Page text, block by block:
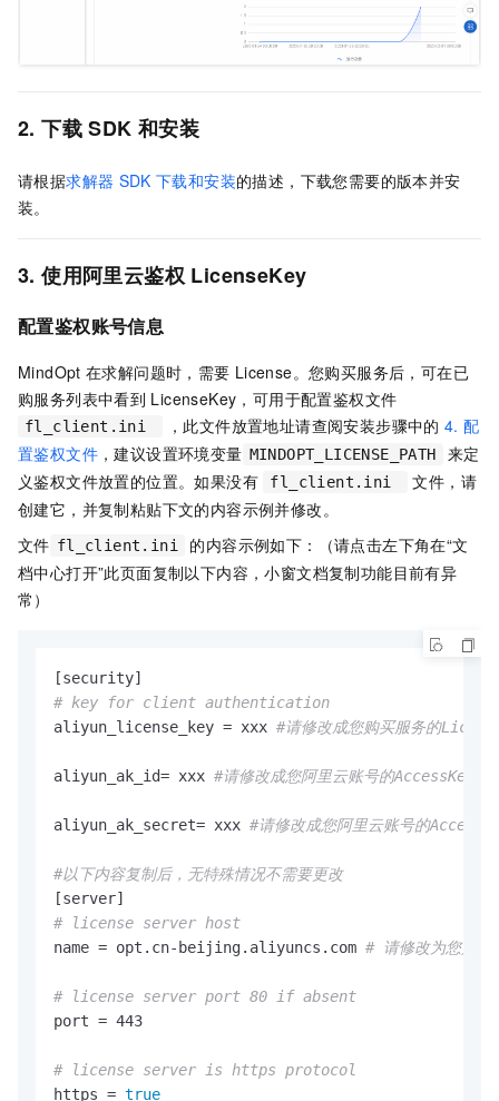
2. 下载 SDK 和安装
请根据求解器 SDK 下载和安装的描述，下载您需要的版本并安
装。
3. 使用阿里云鉴权 LicenseKey
配置鉴权账号信息
MindOpt 在求解问题时，需要 License。您购买服务后，可在已
购服务列表中看到 LicenseKey，可用于配置鉴权文件
fl_client.ini ，此文件放置地址请查阅安装步骤中的 4. 配
置鉴权文件 ，建议设置环境变量 MINDOPT_LICENSE_PATH
来定
义鉴权文件放置的位置。如果没有
fl_client.ini
文件，请
创建它，并复制粘贴下文的内容示例并修改。
文件 fl_client.ini
的内容示例如下：（请点击左下角在“文
档中心打开”此页面复制以下内容，小窗文档复制功能目前有异
常）
# key for client authentication
aliyun_license_key = xxx #请修改成您购买服务的
aliyun_ak_id= xxx #请修改成您阿里云账号的AccessKey信
aliyun_ak_secret= xxx #请修改成您阿里云账号的
#以下内容复制后，无特殊情况不需要更改
# license server host
name = opt.cn-beijing.aliyuncs.com # 请修改为您购买
# license server port 80 if absent
port = 443
# license server is https protocol
https = true